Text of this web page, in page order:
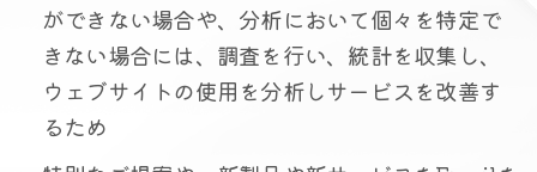
ができない場合や、分析において個々を特定で
きない場合には、調査を行い、統計を収集し、
ウェブサイトの使用を分析しサービスを改善す
るため